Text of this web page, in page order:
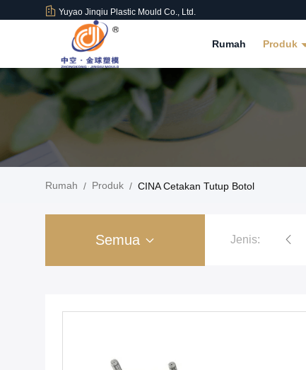
Yuyao Jinqiu Plastic Mould Co., Ltd.
Rumah Produk
Rumah / Produk / CINA Cetakan Tutup Botol
Semua Jenis:
Cetakan Injeksi Plastik